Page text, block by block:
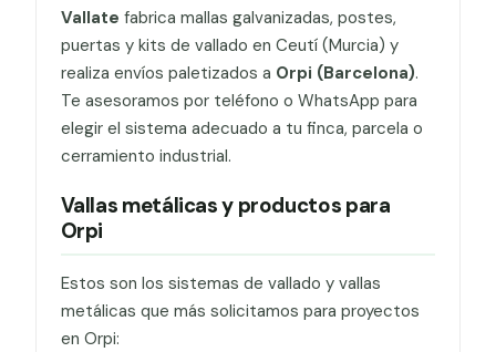
Vallate fabrica mallas galvanizadas, postes,
puertas y kits de vallado en Ceutí (Murcia) y
realiza envíos paletizados a Orpi (Barcelona).
Te asesoramos por teléfono o WhatsApp para
elegir el sistema adecuado a tu finca, parcela o
cerramiento industrial.
Vallas metálicas y productos para
Orpi
Estos son los sistemas de vallado y vallas
metálicas que más solicitamos para proyectos
en Orpi: